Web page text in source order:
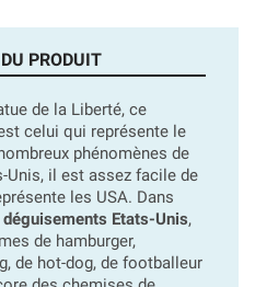
PRODUIT
de la Liberté, ce
celui qui représente le
phénomènes de
Unis, il est assez facile de
les USA. Dans
déguisements Etats-Unis,
de hamburger,
de hot-dog, de footballeur